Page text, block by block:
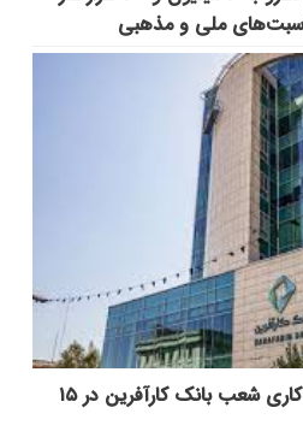
ملي و مذهبي
تغییر ساعت کاری شعب بانک کارآفرین در ۱۵